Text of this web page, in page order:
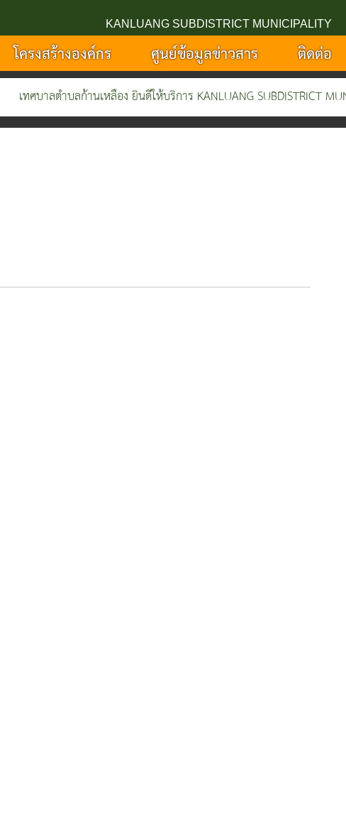
KANLUANG SUBDISTRICT MUNICIPALITY
โครงสร้างองค์กร ศูนย์ข้อมูลข่าวสาร ติดต่อ
เทศบาลตำบลก้านเหลือง ยินดีให้บริการ KANLUANG SUBDISTRICT